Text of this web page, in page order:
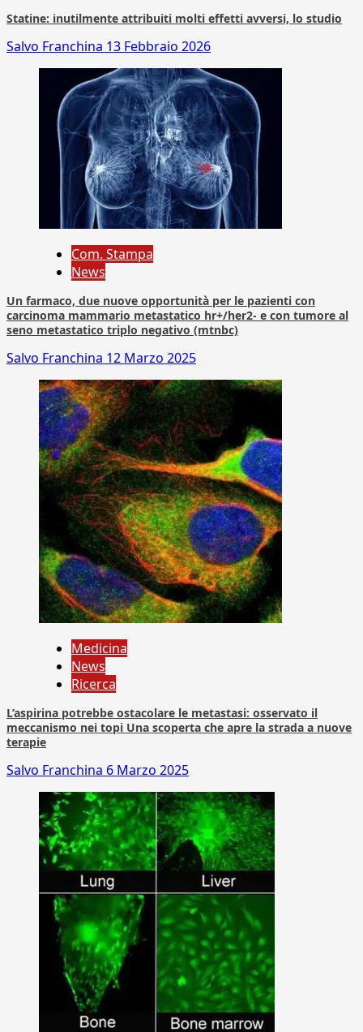
Statine: inutilmente attribuiti molti effetti avversi, lo studio
Salvo Franchina 13 Febbraio 2026
Com. Stampa
News
Un farmaco, due nuove opportunità per le pazienti con
carcinoma mammario metastatico hr+/her2- e con tumore al
seno metastatico triplo negativo (mtnbc)
Salvo Franchina 12 Marzo 2025
Medicina
News
Ricerca
L’aspirina potrebbe ostacolare le metastasi: osservato il
meccanismo nei topi Una scoperta che apre la strada a nuove
terapie
Salvo Franchina 6 Marzo 2025